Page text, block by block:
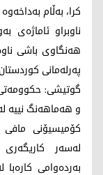
کرا، بەڵام
ناوبراو ئاماژەی
هەنگاوی باشی
پەرلەمانی
گوتیشی:
و هەماهەنگ نییە
کۆمیسیۆنی مافی
لەسەر
بەردەوامی